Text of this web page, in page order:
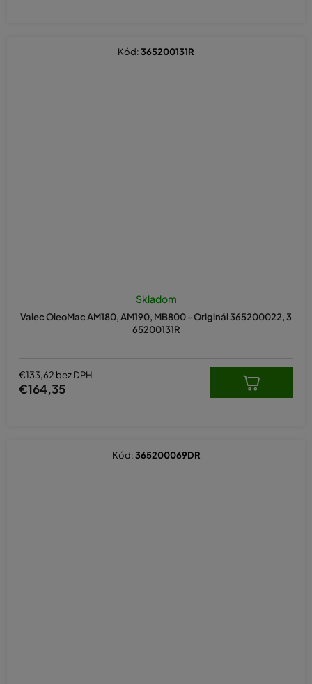
Valec OleoMac AM180, AM190, MB800 - Originál 365200022, 3
65200131R
Skladom
€133,62 bez DPH
€164,35
Kód:365200131R
Kód:365200069DR